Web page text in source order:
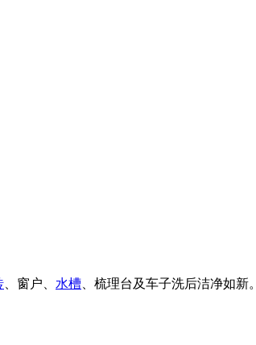
、窗户、 水槽 、梳理台及车子洗后洁净如新。